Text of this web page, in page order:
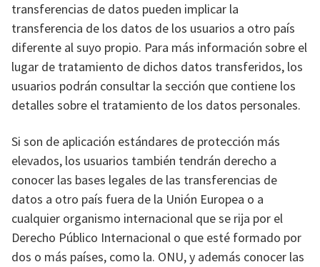
transferencias de datos pueden implicar la
transferencia de los datos de los usuarios a otro país
diferente al suyo propio. Para más información sobre el
lugar de tratamiento de dichos datos transferidos, los
usuarios podrán consultar la sección que contiene los
detalles sobre el tratamiento de los datos personales.
Si son de aplicación estándares de protección más
elevados, los usuarios también tendrán derecho a
conocer las bases legales de las transferencias de
datos a otro país fuera de la Unión Europea o a
cualquier organismo internacional que se rija por el
Derecho Público Internacional o que esté formado por
dos o más países, como la. ONU, y además conocer las